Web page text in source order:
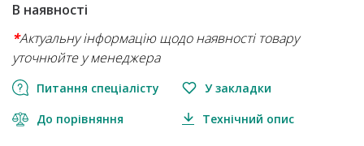
В наявності
*Актуальну інформацію щодо наявності товару
уточнюйте у менеджера
Питання спеціалісту У закладки
До порівняння Технічний опис